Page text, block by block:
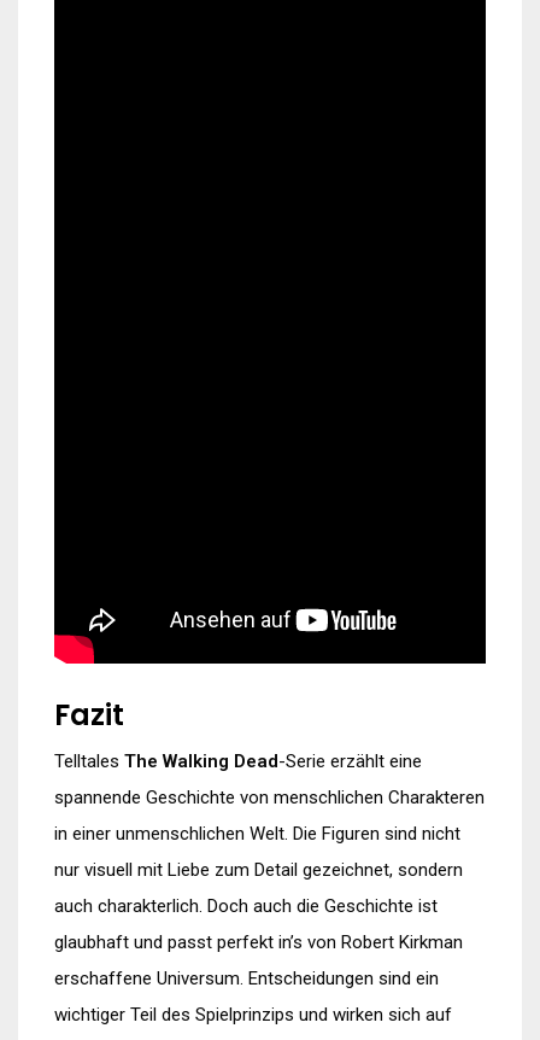
Fazit
Telltales The Walking Dead-Serie erzählt eine
spannende Geschichte von menschlichen Charakteren
in einer unmenschlichen Welt. Die Figuren sind nicht
nur visuell mit Liebe zum Detail gezeichnet, sondern
auch charakterlich. Doch auch die Geschichte ist
glaubhaft und passt perfekt in’s von Robert Kirkman
erschaffene Universum. Entscheidungen sind ein
wichtiger Teil des Spielprinzips und wirken sich auf